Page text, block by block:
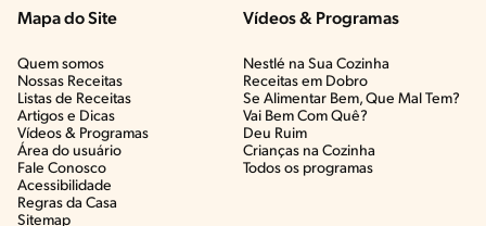
Mapa do Site
Quem somos
Nossas Receitas
Listas de Receitas​
Artigos e Dicas​
Vídeos & Programas​
Área do usuário
Fale Conosco
Acessibilidade
Regras da Casa
Sitemap
Vídeos & Programas​
Nestlé na Sua Cozinha
Receitas em Dobro
Se Alimentar Bem, Que Mal Tem?​
Vai Bem Com Quê?​
Deu Ruim​
Crianças na Cozinha​
Todos os programas